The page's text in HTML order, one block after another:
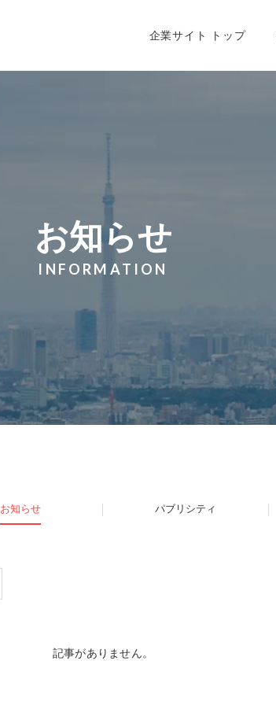
企業サイト トップ
お知らせ
INFORMATION
お知らせ パブリシティ
記事がありません。